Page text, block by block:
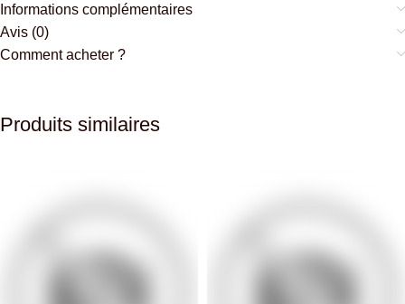
Informations complémentaires
Avis (0)
Comment acheter ?
Produits similaires